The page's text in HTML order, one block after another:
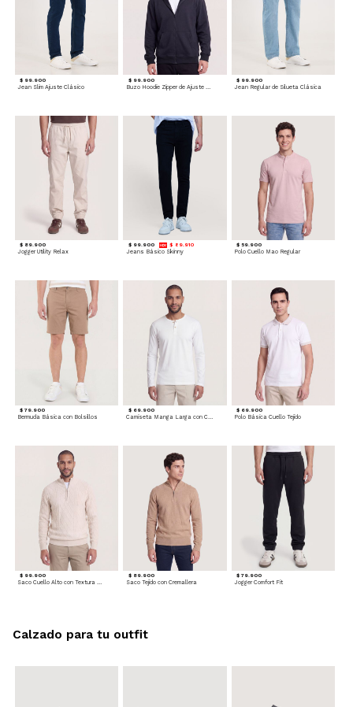
$ 99.900
Jean Slim Ajuste Clásico
$ 99.900 $ 99.900
Jean Regular de Silueta Clásica
$ 89.900
Jogger Utility Relax
$ 99.900 $ 89.910
Jeans Básico Skinny
$ 59.900
Polo Cuello Mao Regular
$ 79.900
Bermuda Básica con Bolsillos
$ 69.900
Camiseta Manga Larga con Cuello Henley
$ 69.900
Polo Básica Cuello Tejido
$ 99.900
Saco Cuello Alto con Textura Trenzada
$ 89.900
Saco Tejido con Cremallera
$ 79.900
Jogger Comfort Fit
Calzado para tu outfit